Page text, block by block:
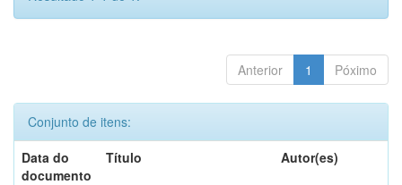
Anterior 1 Póximo
Conjunto de itens:
Data do
documento
Título Autor(es)